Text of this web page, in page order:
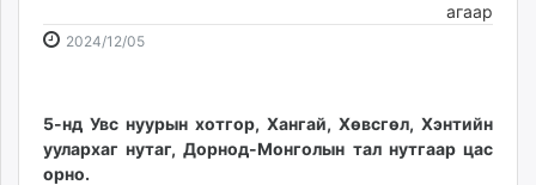
Gogo.mn
caak.mn
zindaa.mn
Baabar.mn
tovch.mn
агаар
2024/12/052024-
09:13:26
2026-
16:16:06
5-нд Увс нуурын хотгор, Хангай, Хөвсгөл, Хэнтийн
уулархаг нутаг, Дорнод-Монголын тал нутгаар цас
орно.